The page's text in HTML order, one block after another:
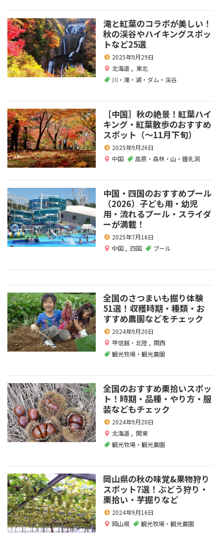
滝と紅葉のコラボが美しい！
秋の渓谷やハイキングスポッ
トなど25選
2025年9月29日
北海道 , 東北
川・滝・湖・ダム・渓谷
［中国］秋の絶景！紅葉ハイ
キング・紅葉散歩のおすすめ
スポット（～11月下旬）
2025年9月26日
中国
高原・森林・山・鍾乳洞
中国・四国のおすすめプール
（2026）子ども用・幼児
用・流れるプール・スライダ
ーが満載！
2025年7月16日
中国 , 四国 プール
全国のさつまいも掘り体験
51選！収穫時期・種類・お
すすめ農園などをチェック
2024年9月20日
甲信越・北陸 , 関西
観光牧場・観光農園
全国のおすすめ栗拾いスポッ
ト！時期・品種・やり方・服
装などもチェック
2024年9月20日
北海道 , 関東
観光牧場・観光農園
岡山県の秋の味覚&果物狩り
スポット7選！ぶどう狩り・
栗拾い・芋掘りなど
2024年9月16日
岡山県
観光牧場・観光農園